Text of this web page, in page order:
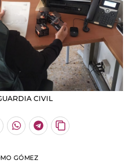
CIVIL
Whatsapp
Telegram
Copiar
GÓMEZ